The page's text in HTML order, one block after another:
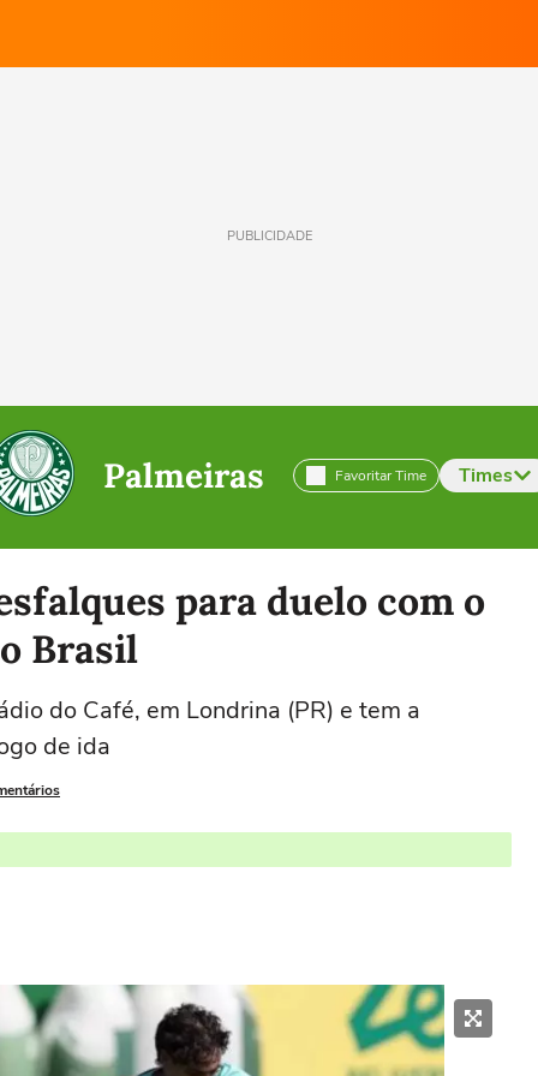
PUBLICIDADE
Palmeiras Favoritar Time Times
para duelo com o
Brasil
do Café, em Londrina (PR) e tem a
de ida